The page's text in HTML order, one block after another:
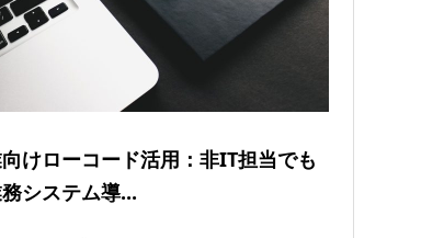
けローコード活用：非IT担当でも
システム導...